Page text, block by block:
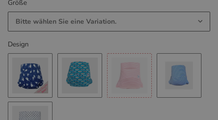
Größe
Bitte wählen Sie eine Variation.
Design
Wale